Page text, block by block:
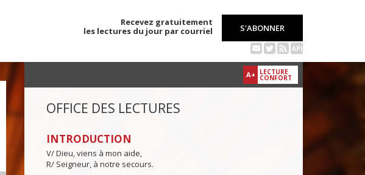
Recevez gratuitement
les lectures du jour par courriel
S'ABONNER
API
A+ LECTURE
CONFORT
OFFICE DES LECTURES
INTRODUCTION
V/ Dieu, viens à mon aide,
R/ Seigneur, à notre secours.